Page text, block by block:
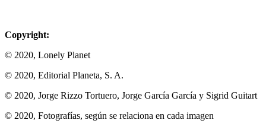
Copyright:
© 2020, Lonely Planet
© 2020, Editorial Planeta, S. A.
© 2020, Jorge Rizzo Tortuero, Jorge García García y Sigrid Guitart
© 2020, Fotografías, según se relaciona en cada imagen